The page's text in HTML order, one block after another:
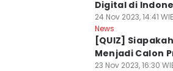
Digital di
24 Nov 2023, 14:41
News
[QUIZ]
Menjadi Calon
23 Nov 2023, 16:30